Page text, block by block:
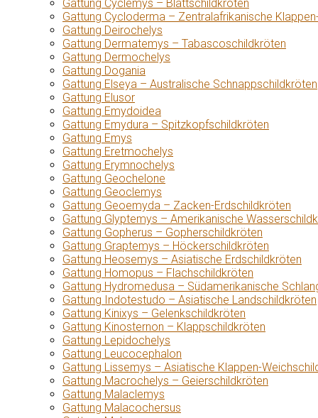
Gattung Cyclemys – Blattschildkröten
Gattung Cycloderma – Zentralafrikanische
Gattung Deirochelys
Gattung Dermatemys – Tabascoschildkröten
Gattung Dermochelys
Gattung Dogania
Gattung Elseya – Australische Schnappschildkröten
Gattung Elusor
Gattung Emydoidea
Gattung Emydura – Spitzkopfschildkröten
Gattung Emys
Gattung Eretmochelys
Gattung Erymnochelys
Gattung Geochelone
Gattung Geoclemys
Gattung Geoemyda – Zacken-Erdschildkröten
Gattung Glyptemys – Amerikanische
Gattung Gopherus – Gopherschildkröten
Gattung Graptemys – Höckerschildkröten
Gattung Heosemys – Asiatische Erdschildkröten
Gattung Homopus – Flachschildkröten
Gattung Hydromedusa – Südamerikanische
Gattung Indotestudo – Asiatische Landschildkröten
Gattung Kinixys – Gelenkschildkröten
Gattung Kinosternon – Klappschildkröten
Gattung Lepidochelys
Gattung Leucocephalon
Gattung Lissemys – Asiatische Klappen-
Gattung Macrochelys – Geierschildkröten
Gattung Malaclemys
Gattung Malacochersus